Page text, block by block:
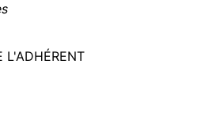
L'ADHÉRENT(NOUVELLE